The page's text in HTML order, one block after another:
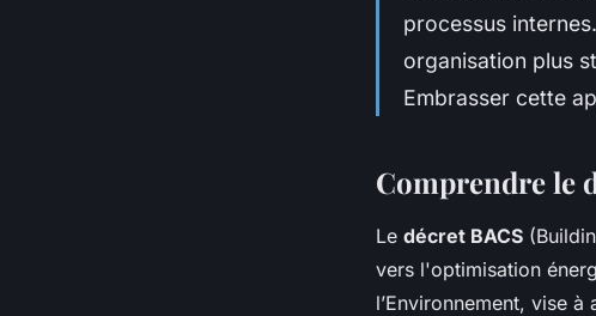
processus
organisation plus
Embrasser cette
Comprendre le
Le décret BACS
vers l'optimisation
l’Environnement, vise